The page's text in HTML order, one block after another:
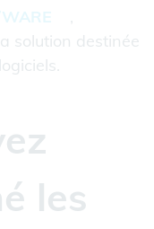
,
solution destinée
les